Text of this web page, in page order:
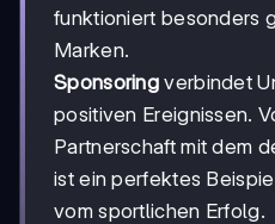
funktioniert besonders
Marken.
Sponsoring verbindet
positiven Ereignissen.
Partnerschaft mit dem
ist ein perfektes
vom sportlichen Erfolg.